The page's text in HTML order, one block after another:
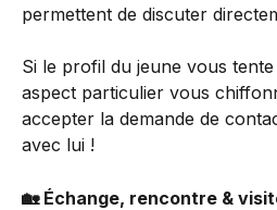
permettent de discuter
Si le profil du jeune vous
aspect particulier vous
accepter la demande de
avec lui !
🏡 Échange, rencontre &